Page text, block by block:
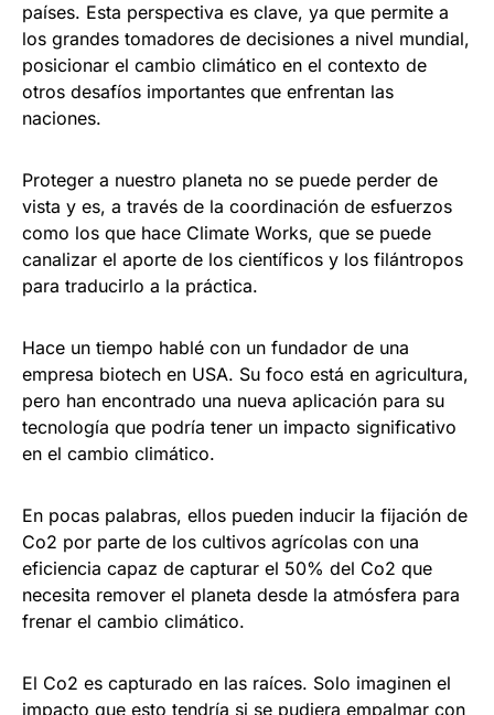
países. Esta perspectiva es clave, ya que permite a
los grandes tomadores de decisiones a nivel mundial,
posicionar el cambio climático en el contexto de
otros desafíos importantes que enfrentan las
naciones.
Proteger a nuestro planeta no se puede perder de
vista y es, a través de la coordinación de esfuerzos
como los que hace Climate Works, que se puede
canalizar el aporte de los científicos y los filántropos
para traducirlo a la práctica.
Hace un tiempo hablé con un fundador de una
empresa biotech en USA. Su foco está en agricultura,
pero han encontrado una nueva aplicación para su
tecnología que podría tener un impacto significativo
en el cambio climático.
En pocas palabras, ellos pueden inducir la fijación de
Co2 por parte de los cultivos agrícolas con una
eficiencia capaz de capturar el 50% del Co2 que
necesita remover el planeta desde la atmósfera para
frenar el cambio climático.
El Co2 es capturado en las raíces. Solo imaginen el
impacto que esto tendría si se pudiera empalmar con